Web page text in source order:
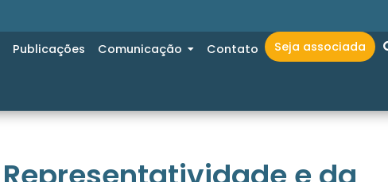
Publicações Comunicação Contato Seja associada